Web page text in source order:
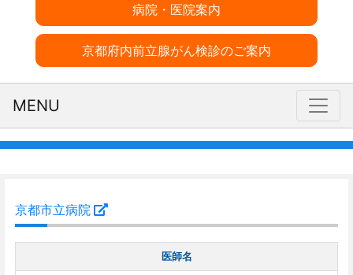
病院・医院案内
京都府内前立腺がん検診のご案内
MENU
京都市立病院
医師名